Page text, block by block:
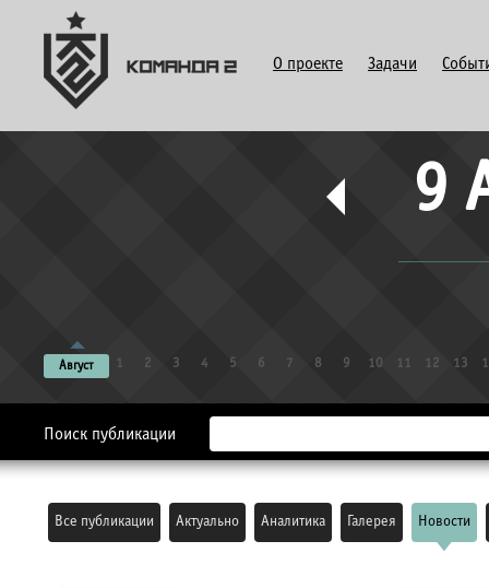
О проекте Задачи
9
Август 1 2 3 4 5 6 7 8 9 10 11 12 13
Поиск публикации
Все публикации Актуально Аналитика Галерея Новости